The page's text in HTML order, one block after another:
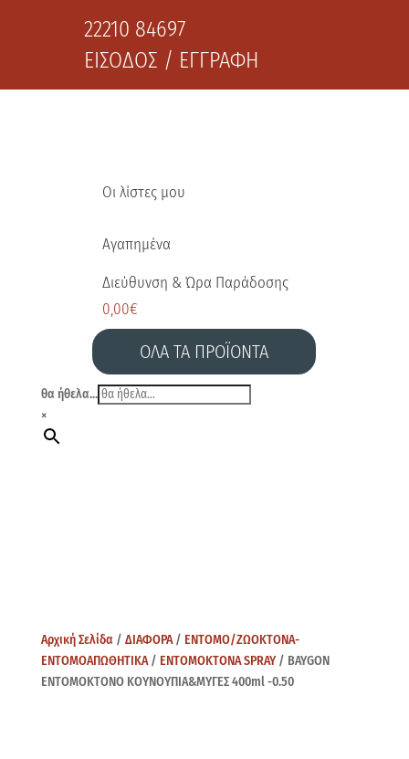
22210 84697
ΕΙΣΟΔΟΣ / ΕΓΓΡΑΦΗ
Οι λίστες μου
Αγαπημένα
Διεύθυνση & Ώρα Παράδοσης
0,00€
ΟΛΑ ΤΑ ΠΡΟΪΟΝΤΑ
θα ήθελα...
×
Αρχική Σελίδα / ΔΙΑΦΟΡΑ/ ΕΝΤΟΜΟ/ΖΩΟΚΤΟΝΑ-
ΕΝΤΟΜΟΑΠΩΘΗΤΙΚΑ/ ΕΝΤΟΜΟΚΤΟΝΑ SPRAY/ BAYGON
ΕΝΤΟΜΟΚΤΟΝΟ ΚΟΥΝΟΥΠΙΑ&ΜΥΓΕΣ 400ml -0.50